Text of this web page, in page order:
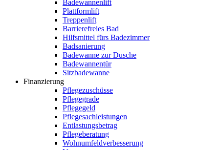
Badewannenlift
Plattformlift
Treppenlift
Barrierefreies Bad
Hilfsmittel fürs Badezimmer
Badsanierung
Badewanne zur Dusche
Badewannentür
Sitzbadewanne
Finanzierung
Pflegezuschüsse
Pflegegrade
Pflegegeld
Pflegesachleistungen
Entlastungsbetrag
Pflegeberatung
Wohnumfeldverbesserung